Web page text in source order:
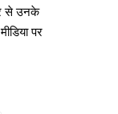
से उनके
पर